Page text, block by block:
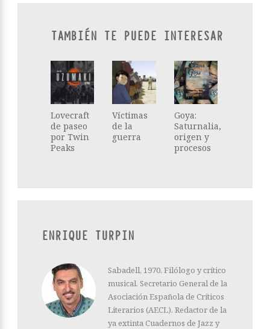
TAMBIÉN TE PUEDE INTERESAR
Lovecraft
de paseo
por Twin
Peaks
Víctimas
de la
guerra
Goya:
Saturnalia,
origen y
procesos
ENRIQUE TURPIN
Sabadell, 1970. Filólogo y crítico
musical. Secretario General de la
Asociación Española de Críticos
Literarios (AECL). Redactor de la
ya extinta Cuadernos de Jazz y